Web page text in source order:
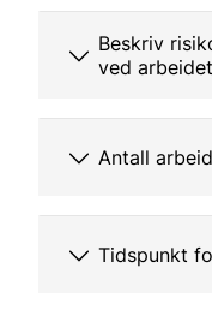
Beskriv
ved arbeidet
Antall
Tidspunkt